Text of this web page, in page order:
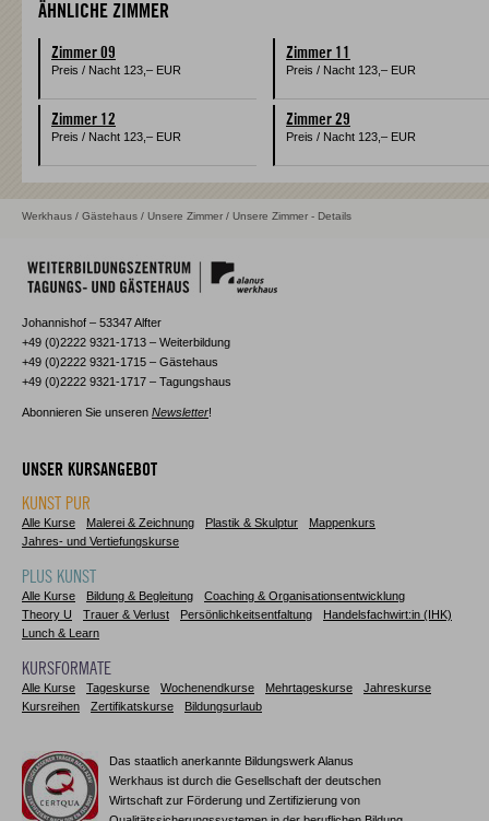
ÄHNLICHE ZIMMER
Zimmer 09
Preis / Nacht 123,– EUR
Zimmer 11
Preis / Nacht 123,– EUR
Zimmer 12
Preis / Nacht 123,– EUR
Zimmer 29
Preis / Nacht 123,– EUR
Werkhaus / Gästehaus / Unsere Zimmer / Unsere Zimmer - Details
Johannishof – 53347 Alfter
+49 (0)2222 9321-1713 – Weiterbildung
+49 (0)2222 9321-1715 – Gästehaus
+49 (0)2222 9321-1717 – Tagungshaus
Abonnieren Sie unseren Newsletter!
UNSER KURSANGEBOT
KUNST PUR
Alle Kurse Malerei & Zeichnung Plastik & Skulptur
Mappenkurs
Jahres- und Vertiefungskurse
PLUS KUNST
Alle Kurse Bildung & Begleitung
Coaching & Organisationsentwicklung
Theory U
Trauer & Verlust Persönlichkeitsentfaltung
Handelsfachwirt:in (IHK)
Lunch & Learn
KURSFORMATE
Alle Kurse Tageskurse Wochenendkurse Mehrtageskurse
Jahreskurse
Kursreihen
Zertifikatskurse Bildungsurlaub
Das staatlich anerkannte Bildungswerk Alanus
Werkhaus ist durch die Gesellschaft der deutschen
Wirtschaft zur Förderung und Zertifizierung von